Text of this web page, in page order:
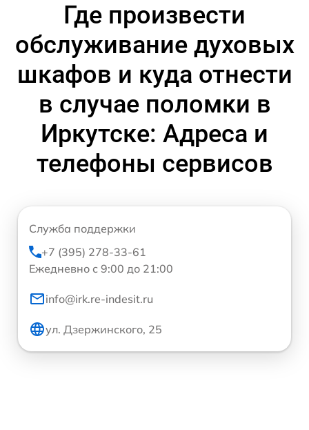
Где произвести
обслуживание духовых
шкафов и куда отнести
в случае поломки в
Иркутске: Адреса и
телефоны сервисов
Служба поддержки
+7 (395) 278-33-61
Ежедневно с 9:00 до 21:00
info@irk.re-indesit.ru
ул. Дзержинского, 25